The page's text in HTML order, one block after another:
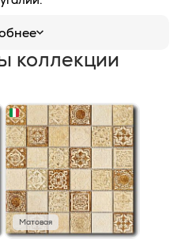
коллекции
Матовая